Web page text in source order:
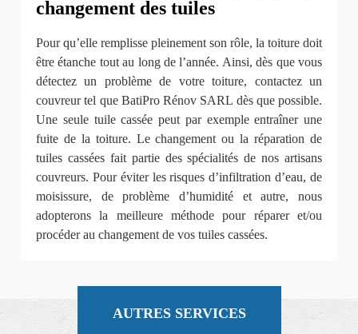
changement des tuiles
Pour qu’elle remplisse pleinement son rôle, la toiture doit
être étanche tout au long de l’année. Ainsi, dès que vous
détectez un problème de votre toiture, contactez un
couvreur tel que BatiPro Rénov SARL dès que possible.
Une seule tuile cassée peut par exemple entraîner une
fuite de la toiture. Le changement ou la réparation de
tuiles cassées fait partie des spécialités de nos artisans
couvreurs. Pour éviter les risques d’infiltration d’eau, de
moisissure, de problème d’humidité et autre, nous
adopterons la meilleure méthode pour réparer et/ou
procéder au changement de vos tuiles cassées.
AUTRES SERVICES